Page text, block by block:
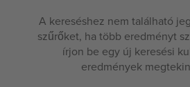
A kereséshez nem található
szűrőket, ha több eredményt
írjon be egy új keresési
eredmények